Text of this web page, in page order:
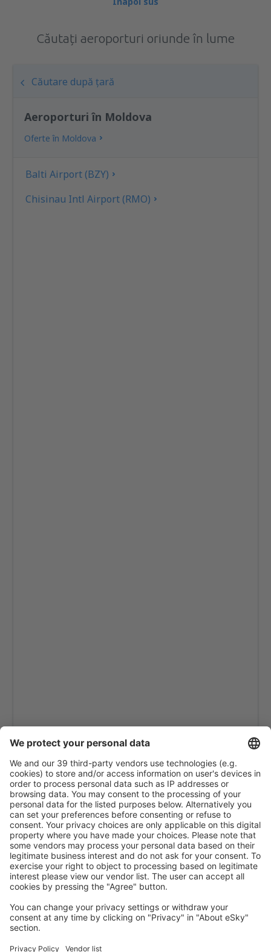
Căutați aeroporturi oriunde în lume
Căutare după țară
Aeroporturi în Moldova
Oferte în Moldova
Balti Airport (BZY)
Chisinau Intl Airport (RMO)